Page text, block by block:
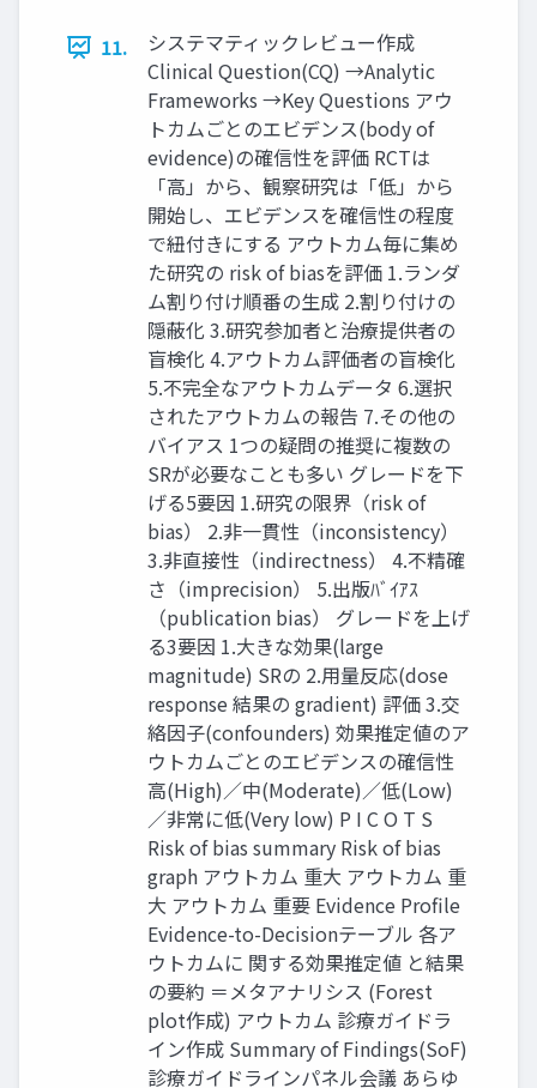
11.
システマティックレビュー作成
Clinical Question(CQ) →Analytic
Frameworks →Key Questions アウ
トカムごとのエビデンス(body of
evidence)の確信性を評価 RCTは
「高」から、観察研究は「低」から
開始し、エビデンスを確信性の程度
で紐付きにする アウトカム毎に集め
た研究の risk of biasを評価 1.ランダ
ム割り付け順番の生成 2.割り付けの
隠蔽化 3.研究参加者と治療提供者の
盲検化 4.アウトカム評価者の盲検化
5.不完全なアウトカムデータ 6.選択
されたアウトカムの報告 7.その他の
バイアス 1つの疑問の推奨に複数の
SRが必要なことも多い グレードを下
げる5要因 1.研究の限界（risk of
bias） 2.非一貫性（inconsistency）
3.非直接性（indirectness） 4.不精確
さ（imprecision） 5.出版ﾊﾞｲｱｽ
（publication bias） グレードを上げ
る3要因 1.大きな効果(large
magnitude) SRの 2.用量反応(dose
response 結果の gradient) 評価 3.交
絡因子(confounders) 効果推定値のア
ウトカムごとのエビデンスの確信性
高(High)／中(Moderate)／低(Low)
／非常に低(Very low) P I C O T S
Risk of bias summary Risk of bias
graph アウトカム 重大 アウトカム 重
大 アウトカム 重要 Evidence Profile
Evidence-to-Decisionテーブル 各ア
ウトカムに 関する効果推定値 と結果
の要約 ＝メタアナリシス (Forest
plot作成) アウトカム 診療ガイドラ
イン作成 Summary of Findings(SoF)
診療ガイドラインパネル会議 あらゆ